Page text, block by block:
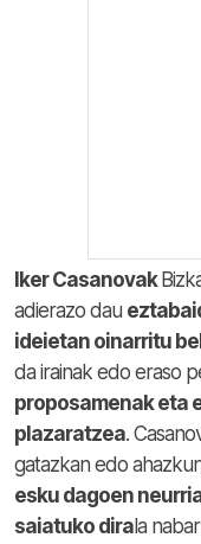
Iker Casanovak
adierazo dau
ideietan oinarritu
da irainak edo eraso
proposamenak eta
plazaratzea.
gatazkan edo
esku dagoen
saiatuko dirala